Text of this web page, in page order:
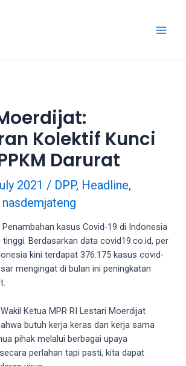
Kolektif Kunci
Darurat
2021/ DPP, Headline,
nasdemjateng
Penambahan kasus Covid-19 di Indonesia
Berdasarkan data covid19.co.id, per
kini terdapat 376.175 kasus covid-
mengingat di bulan ini peningkatan
Ketua MPR RI Lestari Moerdijat
butuh kerja keras dan kerja sama
pihak melalui berbagai upaya
perlahan tapi pasti, kita dapat